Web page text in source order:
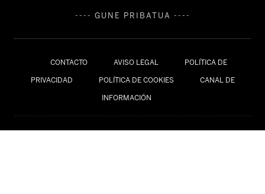
CONTACTO AVISO LEGAL POLÍTICA DE
PRIVACIDAD POLÍTICA DE COOKIES CANAL DE
INFORMACIÓN
---- GUNE PRIBATUA ----